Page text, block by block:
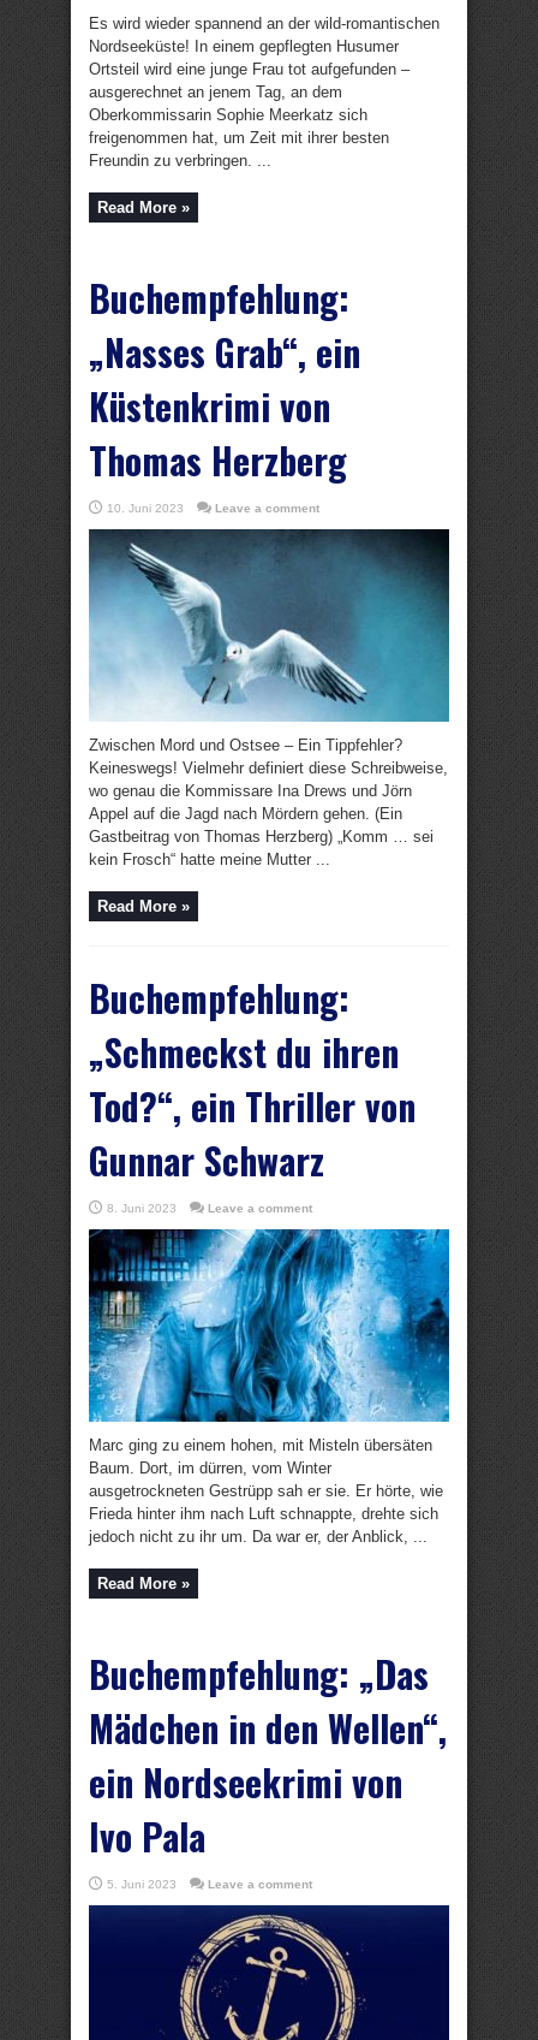
Es wird wieder spannend an der wild-romantischen
Nordseeküste! In einem gepflegten Husumer
Ortsteil wird eine junge Frau tot aufgefunden –
ausgerechnet an jenem Tag, an dem
Oberkommissarin Sophie Meerkatz sich
freigenommen hat, um Zeit mit ihrer besten
Freundin zu verbringen. ...
Read More »
Buchempfehlung:
„Nasses Grab“, ein
Küstenkrimi von
Thomas Herzberg
10. Juni 2023 Leave a comment
Zwischen Mord und Ostsee – Ein Tippfehler?
Keineswegs! Vielmehr definiert diese Schreibweise,
wo genau die Kommissare Ina Drews und Jörn
Appel auf die Jagd nach Mördern gehen. (Ein
Gastbeitrag von Thomas Herzberg) „Komm … sei
kein Frosch“ hatte meine Mutter ...
Read More »
Buchempfehlung:
„Schmeckst du ihren
Tod?“, ein Thriller von
Gunnar Schwarz
8. Juni 2023 Leave a comment
Marc ging zu einem hohen, mit Misteln übersäten
Baum. Dort, im dürren, vom Winter
ausgetrockneten Gestrüpp sah er sie. Er hörte, wie
Frieda hinter ihm nach Luft schnappte, drehte sich
jedoch nicht zu ihr um. Da war er, der Anblick, ...
Read More »
Buchempfehlung: „Das
Mädchen in den Wellen“,
ein Nordseekrimi von
Ivo Pala
5. Juni 2023 Leave a comment